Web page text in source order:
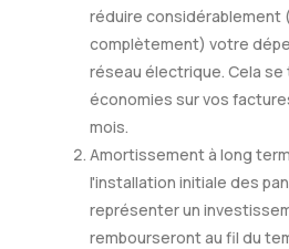
réduire considérablement
complètement) votre
réseau électrique. Cela
économies sur vos
mois.
Amortissement à long
l'installation initiale des
représenter un
rembourseront au fil du